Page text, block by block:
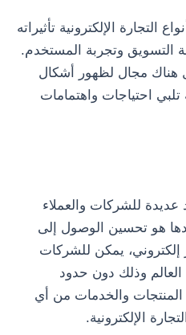
الإلكترونية تأثيراته
التسويق وتجربة المستخدم.
هناك مجال لظهور أشكال
تلبي احتياجات واهتمامات
عديدة للشركات والعملاء
هو تحسين الوصول إلى
إلكتروني، يمكن للشركات
وذلك دون حدود
المنتجات والخدمات من أي
الإلكترونية.